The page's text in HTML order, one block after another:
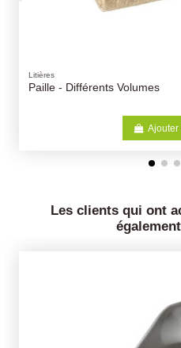
Prix Drive :
Mélange
Les clients qui ont